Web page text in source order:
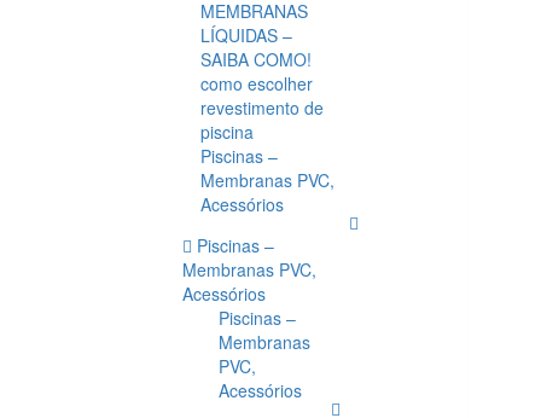
MEMBRANAS
LÍQUIDAS –
SAIBA COMO!
como escolher
revestimento de
piscina
Piscinas –
Membranas PVC,
Acessórios
Piscinas –
Membranas PVC,
Acessórios
Piscinas –
Membranas
PVC,
Acessórios